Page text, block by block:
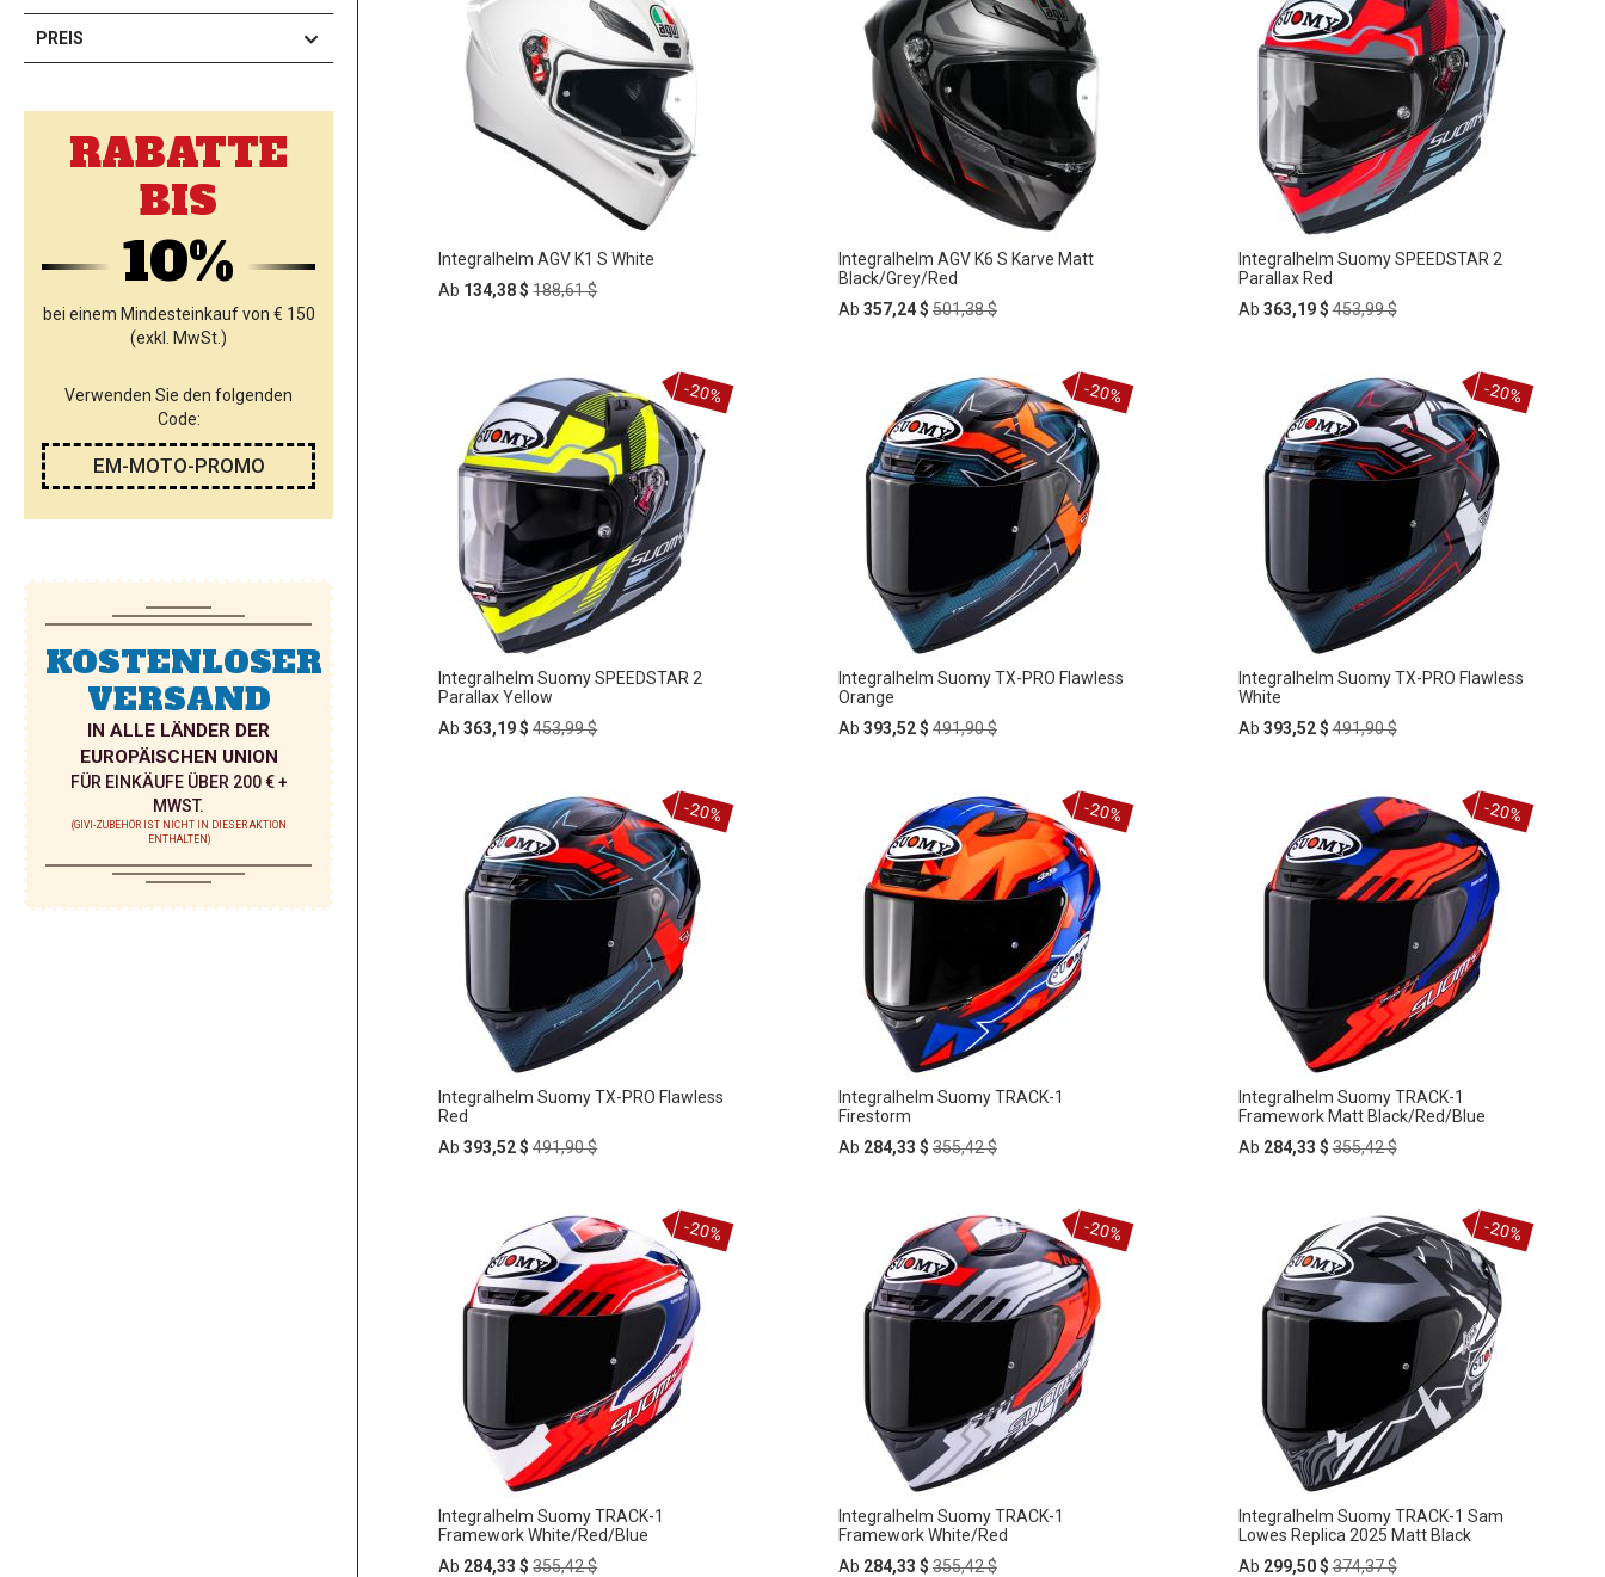
Integralhelm AGV K1 S White
Ab 134,38 $ Regular
188,61 $
Warenkorb
WUNSCHLISTE
HINZUFÜGEN
Integralhelm AGV K6 S Karve Matt
Black/Grey/Red
Ab 357,24 $ Regular
501,38 $
Warenkorb
WUNSCHLISTE
HINZUFÜGEN
Integralhelm Suomy SPEEDSTAR 2
Parallax Red
Ab 363,19 $Regular
453,99 $
Warenkorb
WUNSCHLISTE
HINZUFÜGEN
Integralhelm Suomy SPEEDSTAR 2
Parallax Yellow
Ab 363,19 $ Regular
453,99 $
-20%
Warenkorb
WUNSCHLISTE
HINZUFÜGEN
Integralhelm Suomy TX-PRO Flawless
Orange
Ab 393,52 $ Regular
491,90 $
-20%
Warenkorb
WUNSCHLISTE
HINZUFÜGEN
Integralhelm Suomy TX-PRO Flawless
White
Ab 393,52 $Regular
491,90 $
-20%
Warenkorb
WUNSCHLISTE
HINZUFÜGEN
Integralhelm Suomy TX-PRO Flawless
Red
Ab 393,52 $ Regular
491,90 $
-20%
Warenkorb
WUNSCHLISTE
HINZUFÜGEN
Integralhelm Suomy TRACK-1
Firestorm
Ab 284,33 $ Regular
355,42 $
-20%
Warenkorb
WUNSCHLISTE
HINZUFÜGEN
Integralhelm Suomy TRACK-1
Framework Matt Black/Red/Blue
Ab 284,33 $Regular
355,42 $
-20%
Warenkorb
WUNSCHLISTE
HINZUFÜGEN
Integralhelm Suomy TRACK-1
Framework White/Red/Blue
Ab 284,33 $ Regular
355,42 $
-20%
Integralhelm Suomy TRACK-1
Framework White/Red
Ab 284,33 $ Regular
355,42 $
-20%
Integralhelm Suomy TRACK-1 Sam
Lowes Replica 2025 Matt Black
Ab 299,50 $Regular
374,37 $
-20%
PREIS
RABATTE
BIS
10%
bei einem Mindesteinkauf von € 150
(exkl. MwSt.)
Verwenden Sie den folgenden
Code:
EM-MOTO-PROMO
KOSTENLOSER
VERSAND
IN ALLE LÄNDER DER
EUROPÄISCHEN UNION
FÜR EINKÄUFE ÜBER 200 € +
MWST.
(GIVI-ZUBEHÖR IST NICHT IN DIESER AKTION
ENTHALTEN)